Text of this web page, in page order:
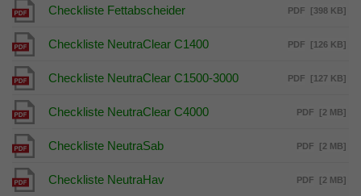
[398 KB]
PDF
Checkliste Fettabscheider
[126 KB]
PDF
Checkliste NeutraClear C1400
[127 KB]
PDF
Checkliste NeutraClear C1500-3000
[2 MB]
PDF
Checkliste NeutraClear C4000
[2 MB]
PDF
Checkliste NeutraSab
[2 MB]
PDF
Checkliste NeutraHav